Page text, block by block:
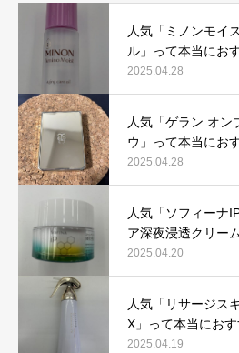
人気「ミノンモイ
ル」って本当にお
際使用して口コミ
2025.04.28
人気「ゲラン オン
ウ」って本当にお
が実際使用して、
2025.04.28
人気「ソフィーナ
ア深夜浸透クリー
め？美容マニアが
証！
2025.04.20
人気「リサージス
X」って本当におす
が実際使用して、
2025.04.19